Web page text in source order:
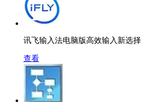
讯飞输入法电脑版高效输入新选择
查看